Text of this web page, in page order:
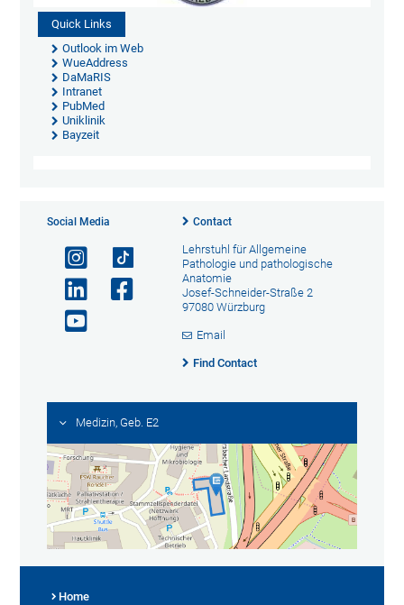
Quick Links
Outlook im Web
WueAddress
DaMaRIS
Intranet
PubMed
Uniklinik
Bayzeit
Social Media Contact
Lehrstuhl für Allgemeine
Pathologie und pathologische
Anatomie
Josef-Schneider-Straße 2
97080 Würzburg
Email
Find Contact
Medizin, Geb. E2
Home